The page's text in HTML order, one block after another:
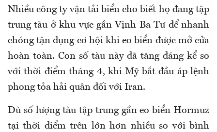
Nhiều công ty vận tải biển cho biết họ đang tập
trung tàu ở khu vực gần Vịnh Ba Tư để nhanh
chóng tận dụng cơ hội khi eo biển được mở cửa
hoàn toàn. Con số tàu này đã tăng đáng kể so
với thời điểm tháng 4, khi Mỹ bắt đầu áp lệnh
phong tỏa hải quân đối với Iran.
Dù số lượng tàu tập trung gần eo biển Hormuz
tại thời điểm trên lớn hơn nhiều so với bình